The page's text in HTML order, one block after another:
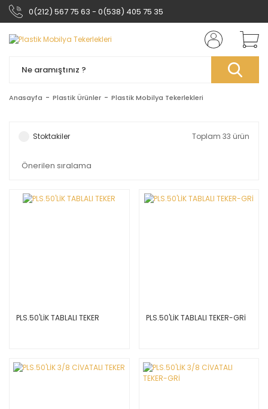
0(212) 567 75 63 - 0(538) 405 75 35
Anasayfa Plastik Ürünler Plastik Mobilya Tekerlekleri
Stoktakiler Toplam 33 ürün
PLS.50'LİK TABLALI TEKER PLS.50'LİK TABLALI TEKER-GRİ